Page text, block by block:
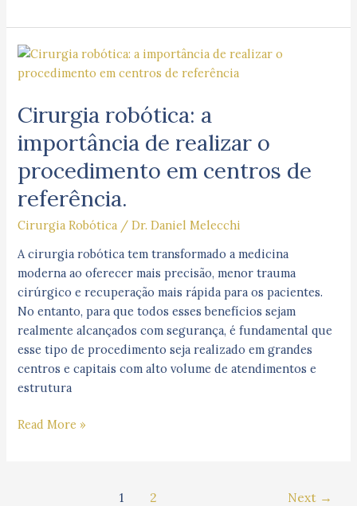
Cirurgia robótica: a
importância de realizar o
procedimento em centros de
referência.
Cirurgia Robótica /Dr. Daniel Melecchi
A cirurgia robótica tem transformado a medicina
moderna ao oferecer mais precisão, menor trauma
cirúrgico e recuperação mais rápida para os pacientes.
No entanto, para que todos esses benefícios sejam
realmente alcançados com segurança, é fundamental que
esse tipo de procedimento seja realizado em grandes
centros e capitais com alto volume de atendimentos e
estrutura
Cirurgia
robótica:
importância
realizar
o
procedimento
em
centros
referência.
Read More »
1 2 Next →